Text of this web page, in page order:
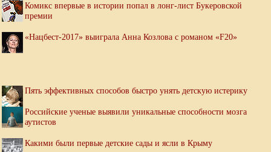
Комикс впервые в истории попал в лонг-лист Букеровской
премии
«Нацбест-2017» выиграла Анна Козлова с романом «F20»
Пять эффективных способов быстро унять детскую истерику
Российские ученые выявили уникальные способности мозга
аутистов
Какими были первые детские сады и ясли в Крыму